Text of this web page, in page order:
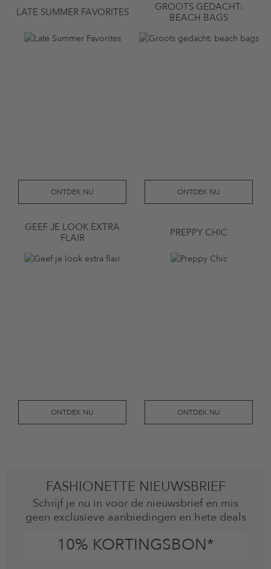
LATE SUMMER FAVORITES
ONTDEK NU
GROOTS GEDACHT:
BEACH BAGS
ONTDEK NU
GEEF JE LOOK EXTRA
FLAIR
ONTDEK NU
PREPPY CHIC
ONTDEK NU
FASHIONETTE NIEUWSBRIEF
Schrijf je nu in voor de nieuwsbrief en mis
geen exclusieve aanbiedingen en hete deals
10% KORTINGSBON*